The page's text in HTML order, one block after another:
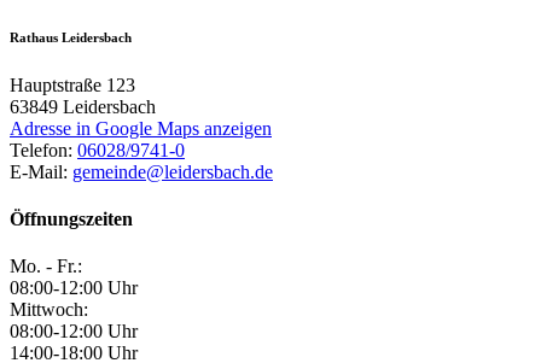
Rathaus Leidersbach
Hauptstraße 123
63849 Leidersbach
Adresse in Google Maps anzeigen
Telefon: 06028/9741-0
E-Mail: gemeinde@leidersbach.de
Öffnungszeiten
Mo. - Fr.:
08:00-12:00 Uhr
Mittwoch:
08:00-12:00 Uhr
14:00-18:00 Uhr